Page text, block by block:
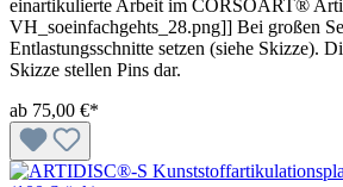
einartikulierte Arbeit im CORSOART®
VH_soeinfachgehts_28.png]] Bei großen
Entlastungsschnitte setzen (siehe Skizze).
Skizze stellen Pins dar.
ab 75,00 €*